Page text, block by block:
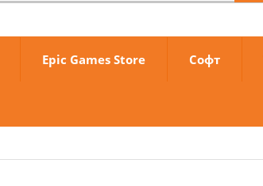
Epic Games Store Софт